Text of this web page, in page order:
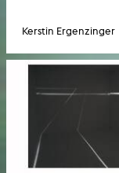
Kerstin Ergenzinger